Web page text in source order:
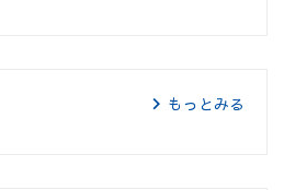
もっとみる